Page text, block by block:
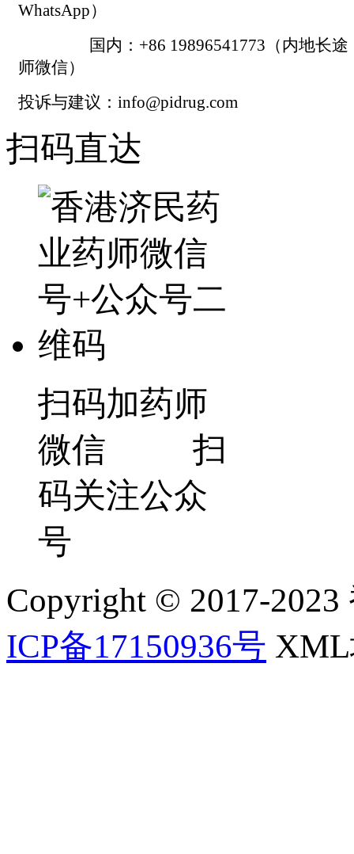
WhatsApp）
国内：+86 19896541773（内地长途
师微信）
投诉与建议：info@pidrug.com
扫码直达
扫码加药师
微信 扫
码关注公众
号
Copyright © 2017-2023
ICP备17150936号